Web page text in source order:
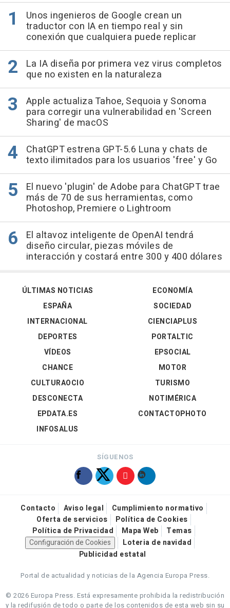
Unos ingenieros de Google crean un
traductor con IA en tiempo real y sin
conexión que cualquiera puede replicar
La IA diseña por primera vez virus completos
que no existen en la naturaleza
Apple actualiza Tahoe, Sequoia y Sonoma
para corregir una vulnerabilidad en 'Screen
Sharing' de macOS
ChatGPT estrena GPT-5.6 Luna y chats de
texto ilimitados para los usuarios 'free' y Go
El nuevo 'plugin' de Adobe para ChatGPT trae
más de 70 de sus herramientas, como
Photoshop, Premiere o Lightroom
El altavoz inteligente de OpenAI tendrá
diseño circular, piezas móviles de
interacción y costará entre 300 y 400 dólares
ÚLTIMAS NOTICIAS
ESPAÑA
INTERNACIONAL
DEPORTES
VÍDEOS
ECONOMÍA
SOCIEDAD
CIENCIAPLUS
PORTALTIC
EPSOCIAL
CHANCE
CULTURAOCIO
DESCONECTA
EPDATA.ES
INFOSALUS
MOTOR
TURISMO
NOTIMÉRICA
CONTACTOPHOTO
SÍGUENOS
Contacto Aviso legal
Cumplimiento normativo
Oferta de servicios
Política de Cookies
Política de Privacidad
Mapa Web
Temas
Configuración de Cookies
Loteria de navidad
Publicidad estatal
Portal de actualidad y noticias de la Agencia Europa Press.
© 2026 Europa Press. Está expresamente prohibida la redistribución
y la redifusión de todo o parte de los contenidos de esta web sin su